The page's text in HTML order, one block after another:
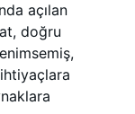
açılan
doğru